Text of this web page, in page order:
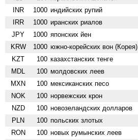
INR 1000 индийских рупий
IRR 1000 иранских риалов
JPY 1000 японских йен
KRW 1000 южно-корейских вон (Корея)
KZT 100 казахстанских тенге
MDL 100 молдовских леев
MXN 100 мексиканских песо
NOK 100 норвежских крон
NZD 100 ново­зеландских долларов
PLN 100 польских злотых
RON 100 новых румынских леев